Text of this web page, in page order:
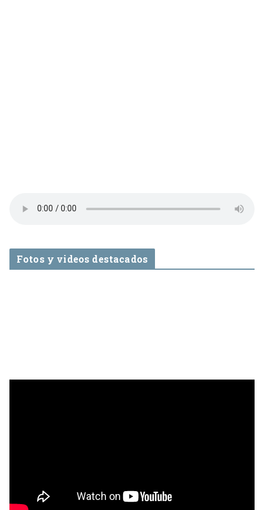
Fotos y videos destacados